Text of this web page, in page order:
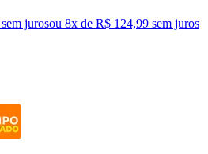
jurosou 8x de R$ 124,99 sem juros